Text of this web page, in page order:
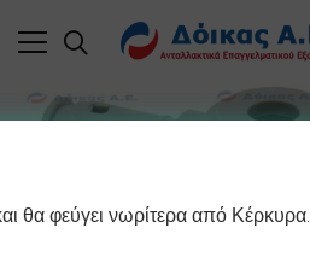
θα φεύγει νωρίτερα από Κέρκυρα.